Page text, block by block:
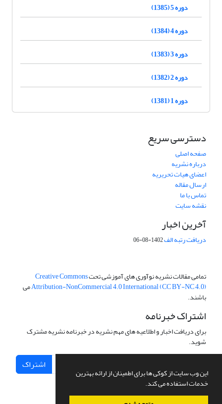
این وب سایت از کوکی ها برای اطمینان از ارائه بهترین
خدمات استفاده می کند.
دوره 5 (1385)
دوره 4 (1384)
دوره 3 (1383)
دوره 2 (1382)
دوره 1 (1381)
دسترسی سریع
صفحه اصلی
درباره نشریه
اعضای هیات تحریریه
ارسال مقاله
تماس با ما
نقشه سایت
آخرین اخبار
دریافت رتبه الف1402-08-06
تمامی مقالات نشریه نوآوری های آموزشی تحتCreative Commons
Attribution-NonCommercial 4.0 International (CC BY-NC 4.0)می
باشند.
اشتراک خبرنامه
برای دریافت اخبار و اطلاعیه های مهم نشریه در خبرنامه نشریه مشترک
شوید.
اشتراک